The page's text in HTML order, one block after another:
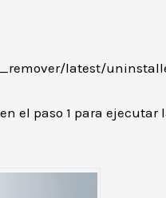
latest/
el paso 1 para ejecutar